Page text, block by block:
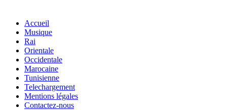
Accueil
Musique
Rai
Orientale
Occidentale
Marocaine
Tunisienne
Telechargement
Mentions légales
Contactez-nous